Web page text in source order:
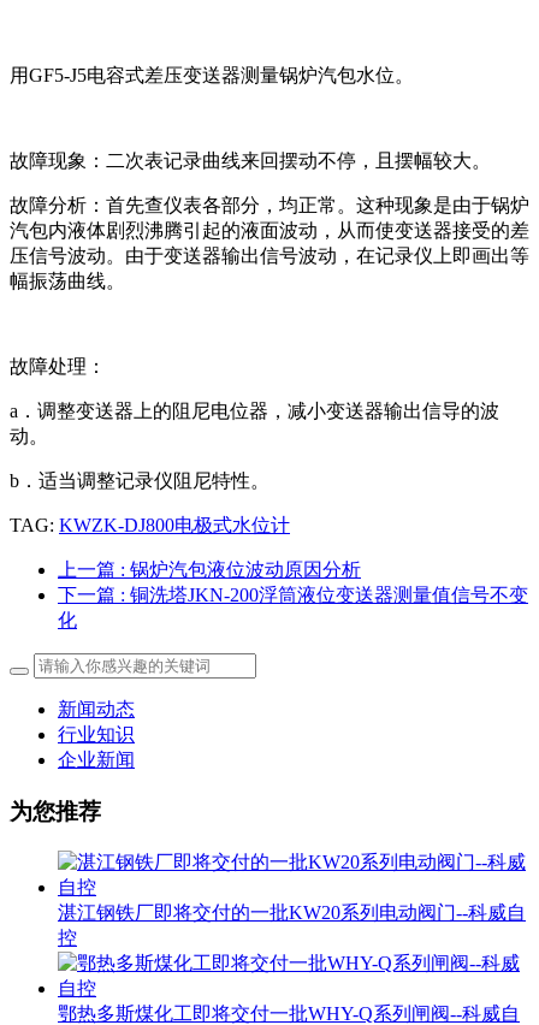
用GF5-J5电容式差压变送器测量锅炉汽包水位。
故障现象：二次表记录曲线来回摆动不停，且摆幅较大。
故障分析：首先查仪表各部分，均正常。这种现象是由于锅炉
汽包内液体剧烈沸腾引起的液面波动，从而使变送器接受的差
压信号波动。由于变送器输出信号波动，在记录仪上即画出等
幅振荡曲线。
故障处理：
a．调整变送器上的阻尼电位器，减小变送器输出信导的波
动。
b．适当调整记录仪阻尼特性。
TAG: KWZK-DJ800电极式水位计
上一篇 : 锅炉汽包液位波动原因分析
下一篇 : 铜洗塔JKN-200浮筒液位变送器测量值信号不变
化
新闻动态
行业知识
企业新闻
为您推荐
湛江钢铁厂即将交付的一批KW20系列电动阀门--科威自
控
鄂热多斯煤化工即将交付一批WHY-Q系列闸阀--科威自